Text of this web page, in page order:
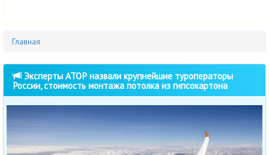
Главная
Эксперты АТОР назвали крупнейшие туроператоры
России, стоимость монтажа потолка из гипсокартона